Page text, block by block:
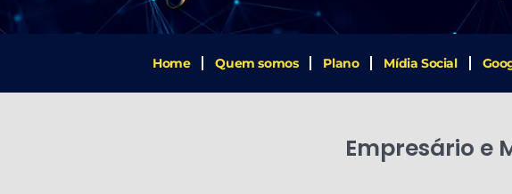
Home Quem somos Plano Mídia Social
Empresário e